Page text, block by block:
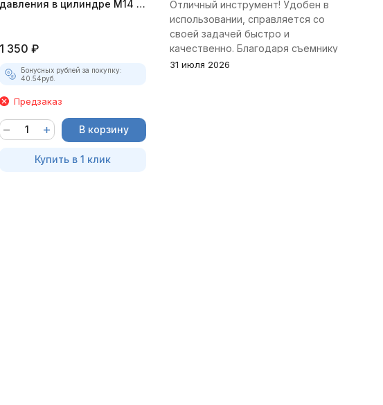
давления в цилиндре M14 x
1 350 ₽
Бонусных рублей за покупку:
40.54руб.
Предзаказ
В корзину
Купить в 1 клик
Отличный инструмент! Удобен в
использовании, справляется со
своей задачей быстро и
качественно. Благодаря съемнику
удалось избежать лишних хлопот с
31 июля 2026